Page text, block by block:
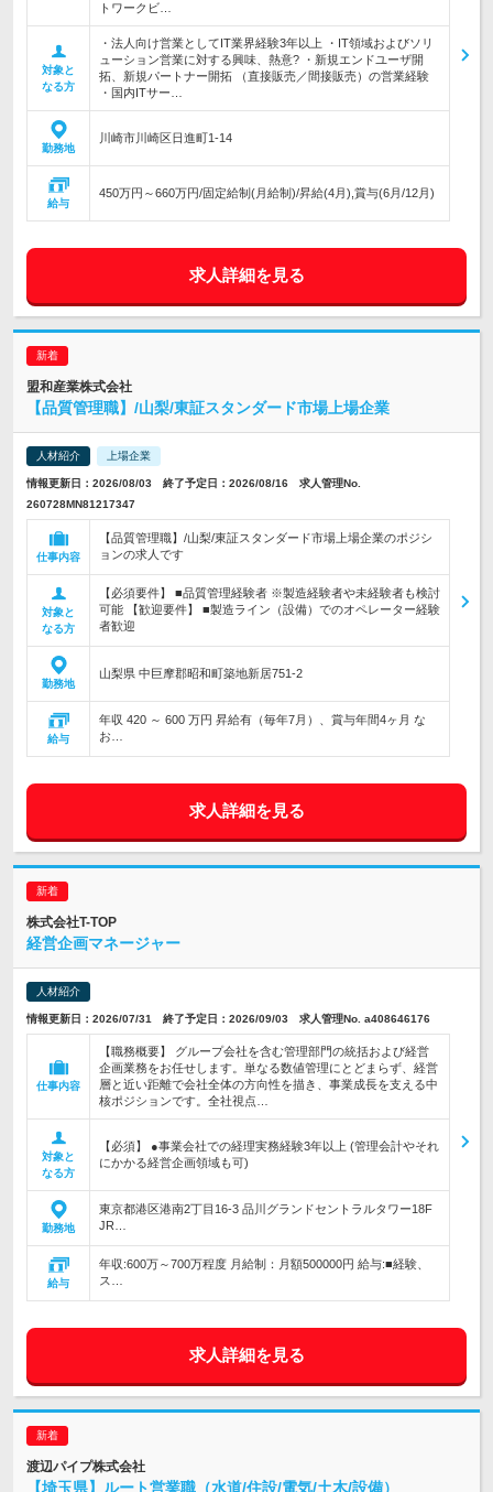
トワークビ…
対象と
なる方
・法人向け営業としてIT業界経験3年以上 ・IT領域およびソリ
ューション営業に対する興味、熱意? ・新規エンドユーザ開
拓、新規パートナー開拓 （直接販売／間接販売）の営業経験
・国内ITサー…
勤務地
川崎市川崎区日進町1-14
給与
450万円～660万円/固定給制(月給制)/昇給(4月),賞与(6月/12月)
求人詳細を見る
盟和産業株式会社
【品質管理職】/山梨/東証スタンダード市場上場企業
人材紹介 上場企業
情報更新日：2026/08/03 終了予定日：2026/08/16 求人管理No.
260728MN81217347
仕事内容
【品質管理職】/山梨/東証スタンダード市場上場企業のポジシ
ョンの求人です
対象と
なる方
【必須要件】 ■品質管理経験者 ※製造経験者や未経験者も検討
可能 【歓迎要件】 ■製造ライン（設備）でのオペレーター経験
者歓迎
勤務地
山梨県 中巨摩郡昭和町築地新居751-2
給与
年収 420 ～ 600 万円 昇給有（毎年7月）、賞与年間4ヶ月 な
お…
求人詳細を見る
株式会社T-TOP
経営企画マネージャー
人材紹介
情報更新日：2026/07/31 終了予定日：2026/09/03 求人管理No. a408646176
仕事内容
【職務概要】 グループ会社を含む管理部門の統括および経営
企画業務をお任せします。単なる数値管理にとどまらず、経営
層と近い距離で会社全体の方向性を描き、事業成長を支える中
核ポジションです。全社視点…
対象と
なる方
【必須】 ●事業会社での経理実務経験3年以上 (管理会計やそれ
にかかる経営企画領域も可)
勤務地
東京都港区港南2丁目16-3 品川グランドセントラルタワー18F
JR…
給与
年収:600万～700万程度 月給制：月額500000円 給与:■経験、
ス…
求人詳細を見る
渡辺パイプ株式会社
【埼玉県】ルート営業職（水道/住設/電気/土木/設備）